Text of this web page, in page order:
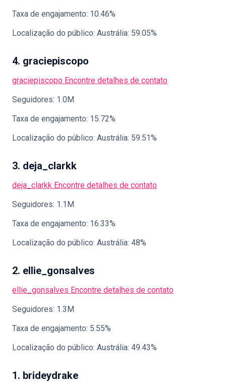
Taxa de engajamento: 10.46%
Localização do público: Austrália: 59.05%
4. graciepiscopo
graciepiscopo Encontre detalhes de contato
Seguidores: 1.0M
Taxa de engajamento: 15.72%
Localização do público: Austrália: 59.51%
3. deja_clarkk
deja_clarkk Encontre detalhes de contato
Seguidores: 1.1M
Taxa de engajamento: 16.33%
Localização do público: Austrália: 48%
2. ellie_gonsalves
ellie_gonsalves Encontre detalhes de contato
Seguidores: 1.3M
Taxa de engajamento: 5.55%
Localização do público: Austrália: 49.43%
1. brideydrake